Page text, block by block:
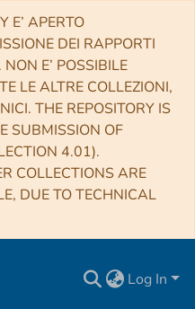
E’ APERTO
DEI RAPPORTI
E’ POSSIBILE
LE ALTRE COLLEZIONI,
THE REPOSITORY IS
SUBMISSION OF
4.01).
COLLECTIONS ARE
DUE TO TECHNICAL
Log In